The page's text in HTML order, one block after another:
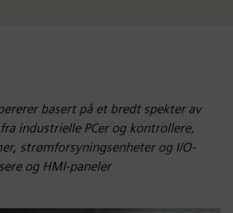
basert på et bredt spekter av
industrielle PCer og kontrollere,
strømforsyningsenheter og I/O-
og HMI-paneler